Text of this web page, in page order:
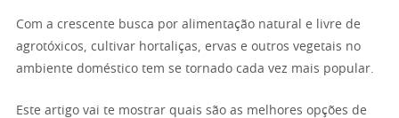
Com a crescente busca por alimentação natural e livre de
agrotóxicos, cultivar hortaliças, ervas e outros vegetais no
ambiente doméstico tem se tornado cada vez mais popular.
Este artigo vai te mostrar quais são as melhores opções de